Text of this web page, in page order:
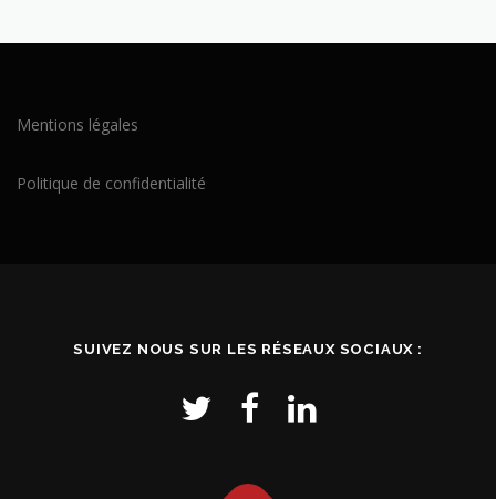
Mentions légales
Politique de confidentialité
SUIVEZ NOUS SUR LES RÉSEAUX SOCIAUX :